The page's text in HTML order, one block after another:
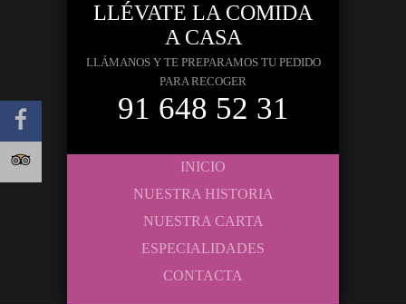
LLÉVATE LA COMIDA
A CASA
LLÁMANOS Y TE PREPARAMOS TU PEDIDO
PARA RECOGER
91 648 52 31
INICIO
NUESTRA HISTORIA
NUESTRA CARTA
ESPECIALIDADES
CONTACTA